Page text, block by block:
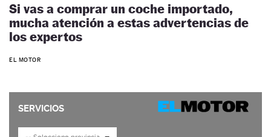
Si vas a comprar un coche importado,
mucha atención a estas advertencias de
los expertos
EL MOTOR